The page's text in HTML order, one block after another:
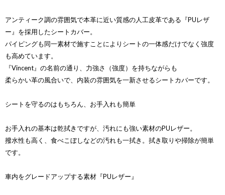
アンティーク調の雰囲気で本革に近い質感の人工皮革である『PUレザ
ー』を採用したシートカバー。
パイピングも同一素材で施すことによりシートの一体感だけでなく強度
も高めています。
『Vincent』の名前の通り、力強さ（強度）を持ちながらも
柔らかい革の風合いで、内装の雰囲気を一新させるシートカバーです。
シートを守るのはもちろん、お手入れも簡単
お手入れの基本は乾拭きですが、汚れにも強い素材のPUレザー。
撥水性も高く、食べこぼしなどの汚れも一拭き。拭き取りや掃除が簡単
です。
車内をグレードアップする素材『PUレザー』